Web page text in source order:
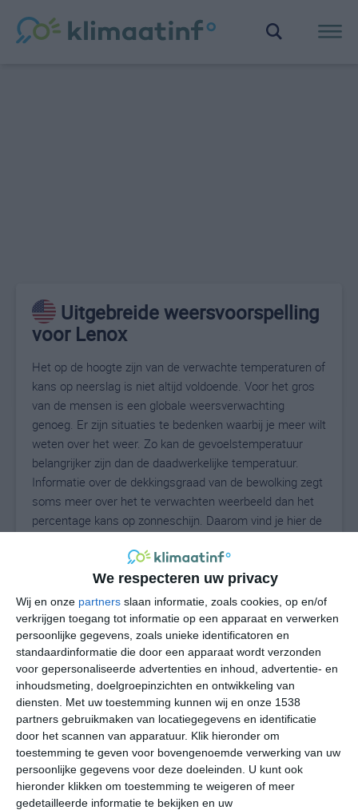
We respecteren uw privacy
Wij en onze partners slaan informatie, zoals cookies, op en/of
verkrijgen toegang tot informatie op een apparaat en verwerken
persoonlijke gegevens, zoals unieke identificatoren en
standaardinformatie die door een apparaat wordt verzonden
voor gepersonaliseerde advertenties en inhoud, advertentie- en
inhoudsmeting, doelgroepinzichten en ontwikkeling van
diensten.
Met uw toestemming kunnen wij en onze 1538
partners gebruikmaken van locatiegegevens en identificatie
door het scannen van apparatuur. Klik hieronder om
toestemming te geven voor bovengenoemde verwerking van uw
persoonlijke gegevens voor deze doeleinden. U kunt ook
hieronder klikken om toestemming te weigeren of meer
gedetailleerde informatie te bekijken en uw
Uitgebreide weersvoorspelling
voor Lenox
Het op de hoogte zijn van de verwachte temperaturen of
kans op neerslag is niet altijd voldoende. Voor het gros
van de mensen is een globale weersverwachting
genoeg. Er zijn situaties te bedenken waarbij je meer wilt
weten over het weer. Zo kan de gevoelstemperatuur
belangrijker zijn dan de daadwerkelijke temperatuur.
Informatie over de dekkingsgraad van de bewolking zegt
soms meer over het te verwachten weerbeeld dan het
percentage kans op zonneschijn. Daarom vind je hier de
22°C
do
27° 16°
vr
30° 19°
za
30° 18°
zo
32° 20° 32°
26°C 26°C 21°C 20°C 19°C